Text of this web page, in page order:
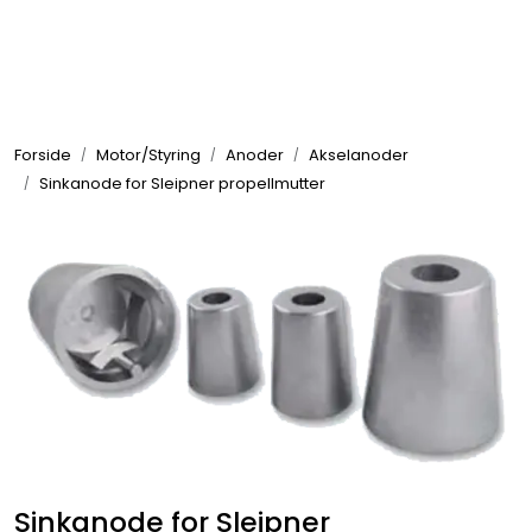
Forside Motor/Styring Anoder
Akselanoder
Sinkanode for Sleipner propellmutter
Sinkanode for Sleipner
Elektrisk
Komfort
VVS